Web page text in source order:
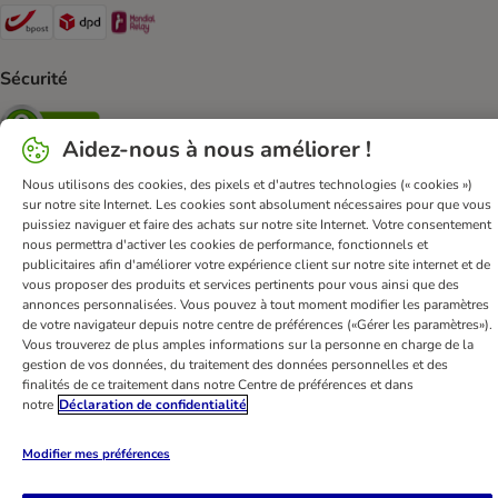
Bpost Shipping Method
DPD Shipping Method
Sécurité
Security
FAQ & Contact
Conditions Générales de Vente
Mentions légales
Sécurité et confidentialité
Dispositions sur l’élimination des déchets
Frais et délai de livraison
Modes de paiement
Renoncer au contrat ici
Programme de fidélité
Application mobile
Programme d'affiliation
Déclaration d'accessibilité
bitiba GmbH2026
Aidez-nous à nous améliorer !
Nous utilisons des cookies, des pixels et d'autres technologies (« cookies »)
sur notre site Internet. Les cookies sont absolument nécessaires pour que vous
puissiez naviguer et faire des achats sur notre site Internet. Votre consentement
nous permettra d'activer les cookies de performance, fonctionnels et
publicitaires afin d'améliorer votre expérience client sur notre site internet et de
vous proposer des produits et services pertinents pour vous ainsi que des
annonces personnalisées. Vous pouvez à tout moment modifier les paramètres
de votre navigateur depuis notre centre de préférences («Gérer les paramètres»).
Vous trouverez de plus amples informations sur la personne en charge de la
gestion de vos données, du traitement des données personnelles et des
finalités de ce traitement dans notre Centre de préférences et dans
notre Déclaration de confidentialité
Modifier mes préférences